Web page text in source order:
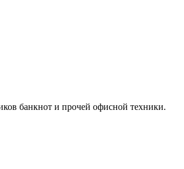
банкнот и прочей офисной техники.